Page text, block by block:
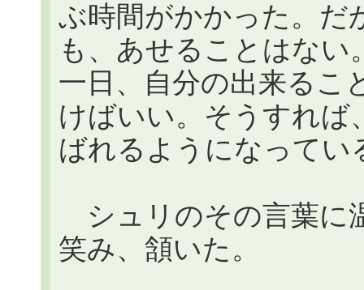
ぶ時間がかかった。
も、あせることはな
一日、自分の出来るこ
けばいい。そうすれば
ばれるようになってい
シュリのその言葉に
笑み、頷いた。